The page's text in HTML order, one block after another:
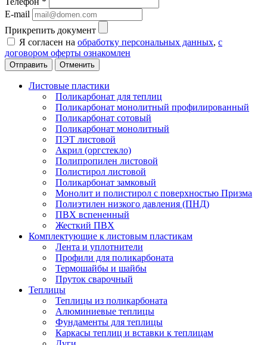
E-mail
Прикрепить документ
Я согласен на обработку персональных данных, с
договором оферты ознакомлен
Отменить
Листовые пластики
Поликарбонат для теплиц
Поликарбонат монолитный профилированный
Поликарбонат сотовый
Поликарбонат монолитный
ПЭТ листовой
Акрил (оргстекло)
Полипропилен листовой
Полистирол листовой
Поликарбонат замковый
Монолит и полистирол с поверхностью Призма
Полиэтилен низкого давления (ПНД)
ПВХ вспененный
Жесткий ПВХ
Комплектующие к листовым пластикам
Лента и уплотнители
Профили для поликарбоната
Термошайбы и шайбы
Пруток сварочный
Теплицы
Теплицы из поликарбоната
Алюминиевые теплицы
Фундаменты для теплицы
Каркасы теплиц и вставки к теплицам